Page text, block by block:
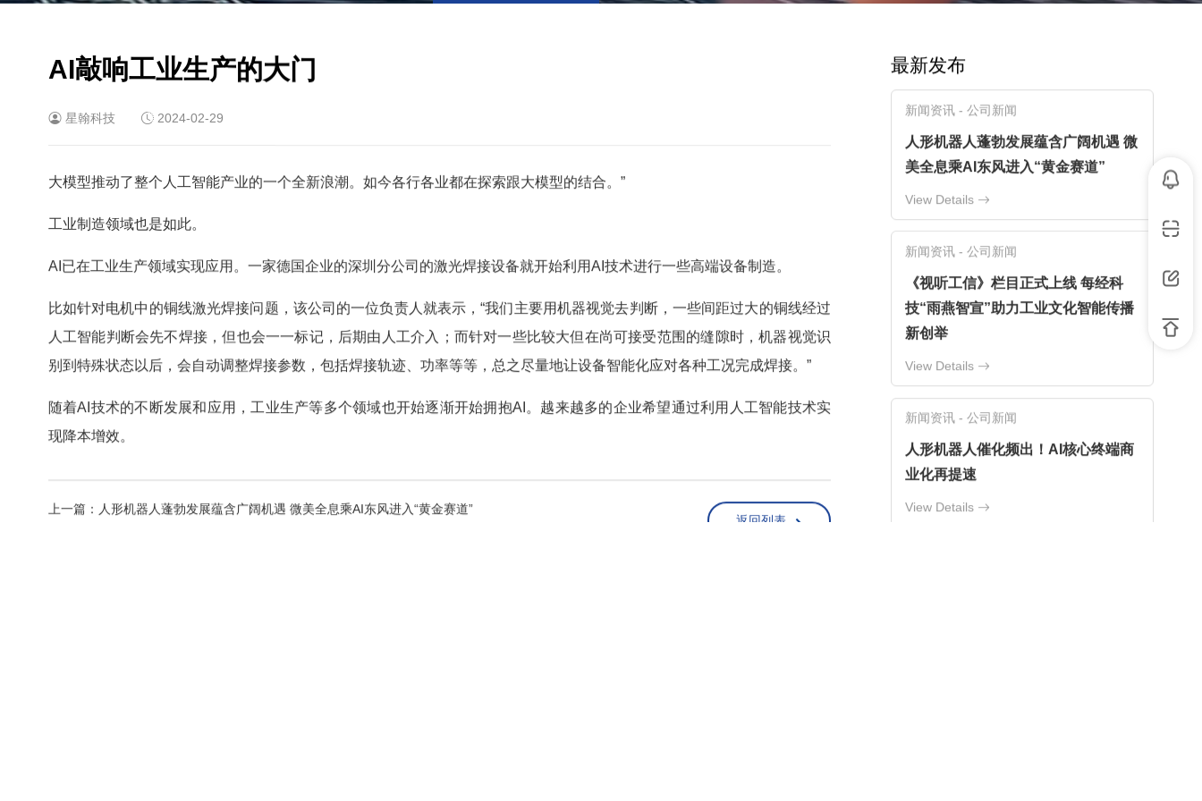
AI敲响工业生产的大门
星翰科技 2024-02-29
大模型推动了整个人工智能产业的一个全新浪潮。如今各行各业都在探索跟大模型的结合。”
工业制造领域也是如此。
AI已在工业生产领域实现应用。一家德国企业的深圳分公司的激光焊接设备就开始利用AI技术进行一些高端设备制造。
比如针对电机中的铜线激光焊接问题，该公司的一位负责人就表示，“我们主要用机器视觉去判断，一些间距过大的铜线经过
人工智能判断会先不焊接，但也会一一标记，后期由人工介入；而针对一些比较大但在尚可接受范围的缝隙时，机器视觉识
别到特殊状态以后，会自动调整焊接参数，包括焊接轨迹、功率等等，总之尽量地让设备智能化应对各种工况完成焊接。”
随着AI技术的不断发展和应用，工业生产等多个领域也开始逐渐开始拥抱AI。越来越多的企业希望通过利用人工智能技术实
现降本增效。
上一篇： 人形机器人蓬勃发展蕴含广阔机遇 微美全息乘AI东风进入“黄金赛道”
返回列表
最新发布
新闻资讯 - 公司新闻
人形机器人蓬勃发展蕴含广阔机遇 微
美全息乘AI东风进入“黄金赛道”
View Details
新闻资讯 - 公司新闻
《视听工信》栏目正式上线 每经科
技“雨燕智宣”助力工业文化智能传播
新创举
View Details
新闻资讯 - 公司新闻
人形机器人催化频出！AI核心终端商
业化再提速
View Details